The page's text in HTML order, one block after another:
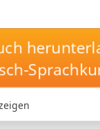
für
B1